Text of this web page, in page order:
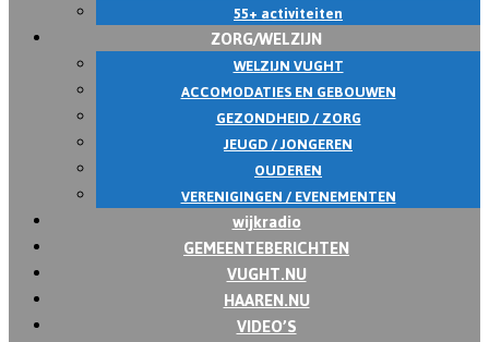
55+ activiteiten
ZORG/WELZIJN
WELZIJN VUGHT
ACCOMODATIES EN GEBOUWEN
GEZONDHEID / ZORG
JEUGD / JONGEREN
OUDEREN
VERENIGINGEN / EVENEMENTEN
wijkradio
GEMEENTEBERICHTEN
VUGHT.NU
HAAREN.NU
VIDEO’S